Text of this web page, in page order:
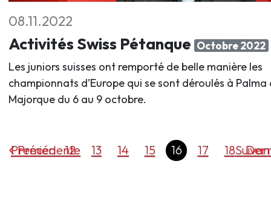
08.11.2022
Activités Swiss Pétanque Octobre 2022
Les juniors suisses ont remporté de belle manière les
championnats d’Europe qui se sont déroulés à Palma
Majorque du 6 au 9 octobre.
Précédente
Premier 12 13 14 15 16 17 18